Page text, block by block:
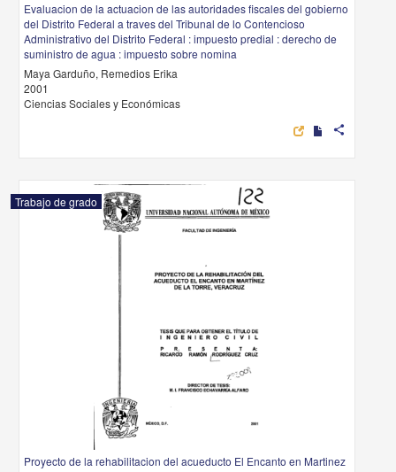
Evaluacion de la actuacion de las autoridades fiscales del gobierno
del Distrito Federal a traves del Tribunal de lo Contencioso
Administrativo del Distrito Federal : impuesto predial : derecho de
suministro de agua : impuesto sobre nomina
Maya Garduño, Remedios Erika
2001
Ciencias Sociales y Económicas
share
Trabajo de grado
Proyecto de la rehabilitacion del acueducto El Encanto en Martinez